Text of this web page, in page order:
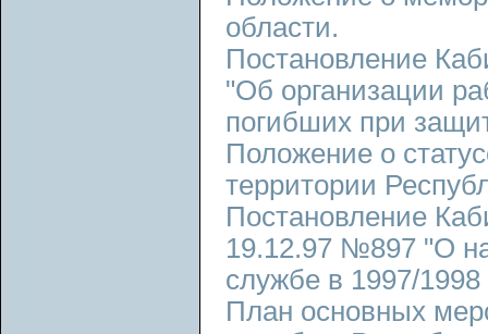
области.
Постановление
"Об организации
погибших при
Положение о
территории
Постановление
19.12.97 №897 "О
службе в 1997/1998
План основных